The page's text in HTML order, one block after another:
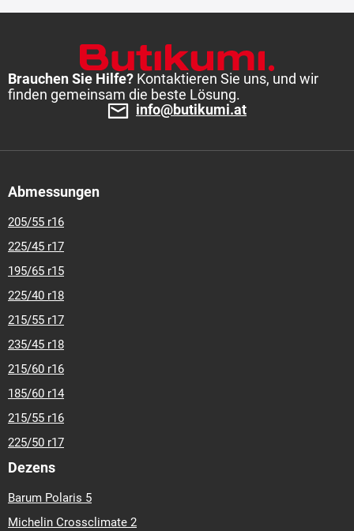
Brauchen Sie Hilfe? Kontaktieren Sie uns, und wir
finden gemeinsam die beste Lösung.
info@butikumi.at
Abmessungen
205/55 r16
225/45 r17
195/65 r15
225/40 r18
215/55 r17
235/45 r18
215/60 r16
185/60 r14
215/55 r16
225/50 r17
Dezens
Barum Polaris 5
Michelin Crossclimate 2